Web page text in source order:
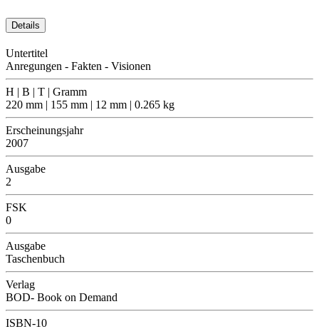
Details
Untertitel
Anregungen - Fakten - Visionen
H | B | T | Gramm
220 mm | 155 mm | 12 mm | 0.265 kg
Erscheinungsjahr
2007
Ausgabe
2
FSK
0
Ausgabe
Taschenbuch
Verlag
BOD- Book on Demand
ISBN-10